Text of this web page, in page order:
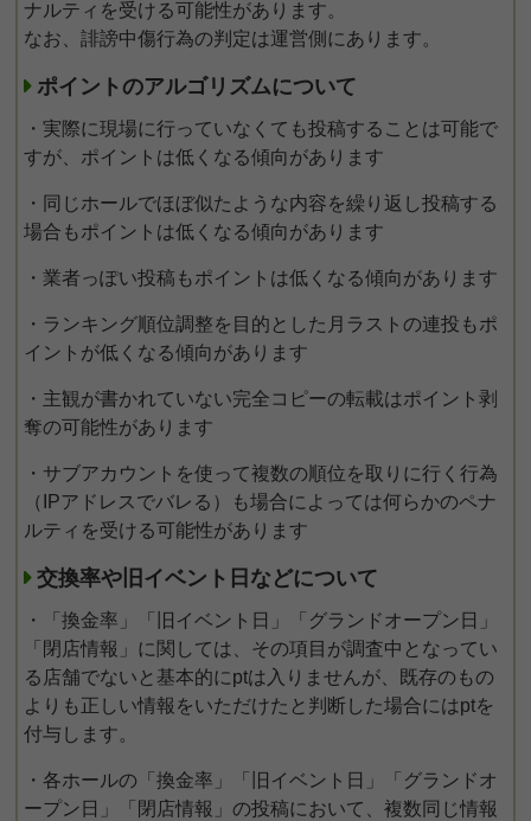
ナルティを受ける可能性があります。
なお、誹謗中傷行為の判定は運営側にあります。
ポイントのアルゴリズムについて
・実際に現場に行っていなくても投稿することは可能で
すが、ポイントは低くなる傾向があります
・同じホールでほぼ似たような内容を繰り返し投稿する
場合もポイントは低くなる傾向があります
・業者っぽい投稿もポイントは低くなる傾向があります
・ランキング順位調整を目的とした月ラストの連投もポ
イントが低くなる傾向があります
・主観が書かれていない完全コピーの転載はポイント剥
奪の可能性があります
・サブアカウントを使って複数の順位を取りに行く行為
（IPアドレスでバレる）も場合によっては何らかのペナ
ルティを受ける可能性があります
交換率や旧イベント日などについて
・「換金率」「旧イベント日」「グランドオープン日」
「閉店情報」に関しては、その項目が調査中となってい
る店舗でないと基本的にptは入りませんが、既存のもの
よりも正しい情報をいただけたと判断した場合にはptを
付与します。
・各ホールの「換金率」「旧イベント日」「グランドオ
ープン日」「閉店情報」の投稿において、複数同じ情報